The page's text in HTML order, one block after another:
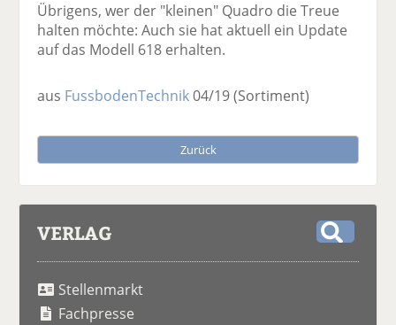
Übrigens, wer der "kleinen" Quadro die Treue
halten möchte: Auch sie hat aktuell ein Update
auf das Modell 618 erhalten.
aus FussbodenTechnik04/19(Sortiment)
Zurück
VERLAG
Stellenmarkt
Fachpresse